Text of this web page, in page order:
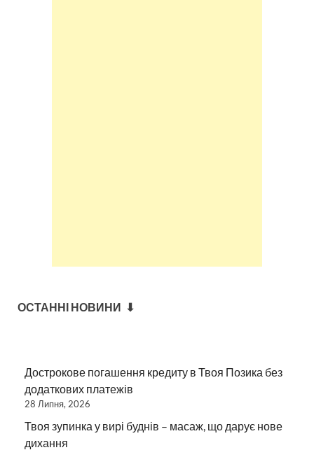
ОСТАННІ НОВИНИ ⬇
Дострокове погашення кредиту в Твоя Позика без
додаткових платежів
28 Липня, 2026
Твоя зупинка у вирі буднів – масаж, що дарує нове
дихання